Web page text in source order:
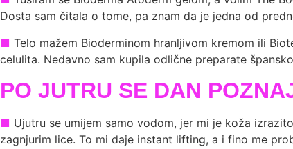
Dosta sam čitala o tome, pa znam da je jedna od
■ Telo mažem Bioderminom hranljivom kremom ili
celulita. Nedavno sam kupila odlične preparate
PO JUTRU SE DAN
■ Ujutru se umijem samo vodom, jer mi je koža
zagnjurim lice. To mi daje instant lifting, a i fino me